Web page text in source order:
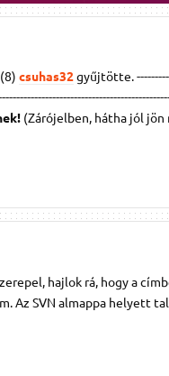
csuhas32gyűjtötte.
(Zárójelben, hátha jól jön
hajlok rá, hogy a
Az SVN almappa helyett